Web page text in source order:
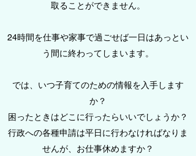
取ることができません。
24時間を仕事や家事で過ごせば一日はあっとい
う間に終わってしまいます。
では、いつ子育てのための情報を入手します
か？
困ったときはどこに行ったらいいでしょうか？
行政への各種申請は平日に行わなければなりま
せんが、お仕事休めますか？